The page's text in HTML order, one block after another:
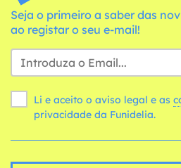
Seja o primeiro a saber das
ao registar o seu e-mail!
Li e aceito o aviso legal e as
privacidade da Funidelia.